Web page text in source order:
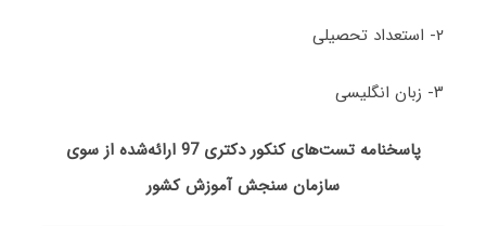
۲- استعداد تحصیلی
۳- زبان انگلیسی
پاسخنامه تست‌های کنکور دکتری 97 ارائه‌شده از سوی
سازمان سنجش آموزش کشور